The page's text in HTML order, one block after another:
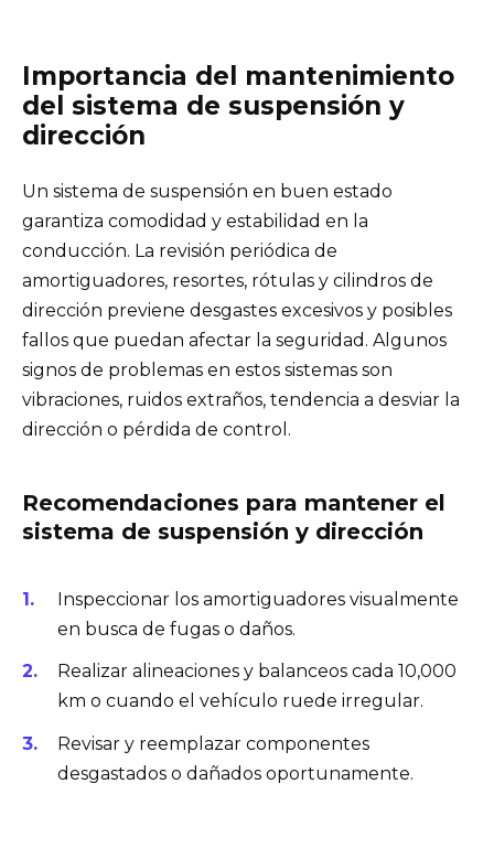
Importancia del mantenimiento
del sistema de suspensión y
dirección
Un sistema de suspensión en buen estado
garantiza comodidad y estabilidad en la
conducción. La revisión periódica de
amortiguadores, resortes, rótulas y cilindros de
dirección previene desgastes excesivos y posibles
fallos que puedan afectar la seguridad. Algunos
signos de problemas en estos sistemas son
vibraciones, ruidos extraños, tendencia a desviar la
dirección o pérdida de control.
Recomendaciones para mantener el
sistema de suspensión y dirección
Inspeccionar los amortiguadores visualmente
en busca de fugas o daños.
Realizar alineaciones y balanceos cada 10,000
km o cuando el vehículo ruede irregular.
Revisar y reemplazar componentes
desgastados o dañados oportunamente.